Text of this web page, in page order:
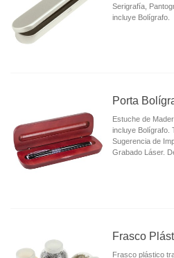
Serigrafía,
incluye Bolígrafo.
Porta
Estuche de
incluye Bolígrafo.
Sugerencia de
Grabado Láser.
Frasco
Frasco plástico